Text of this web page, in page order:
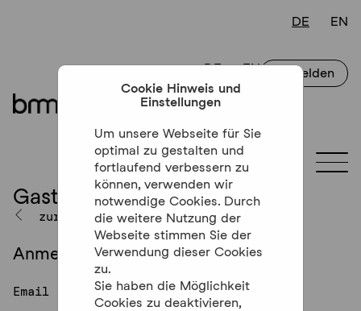
Cookie Hinweis und
Einstellungen
Um unsere Webseite für Sie
optimal zu gestalten und
fortlaufend verbessern zu
können, verwenden wir
notwendige Cookies. Durch
die weitere Nutzung der
Webseite stimmen Sie der
Verwendung dieser Cookies
zu.
Sie haben die Möglichkeit
Cookies zu deaktivieren,
Anmelden
Gast Zugang
zurück zur Anmeldung
Anmeldeformular
Email